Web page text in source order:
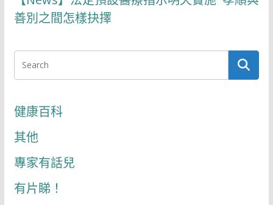
善別之間怎樣抉擇
健康百科
其他
專家有話兒
有片睇！